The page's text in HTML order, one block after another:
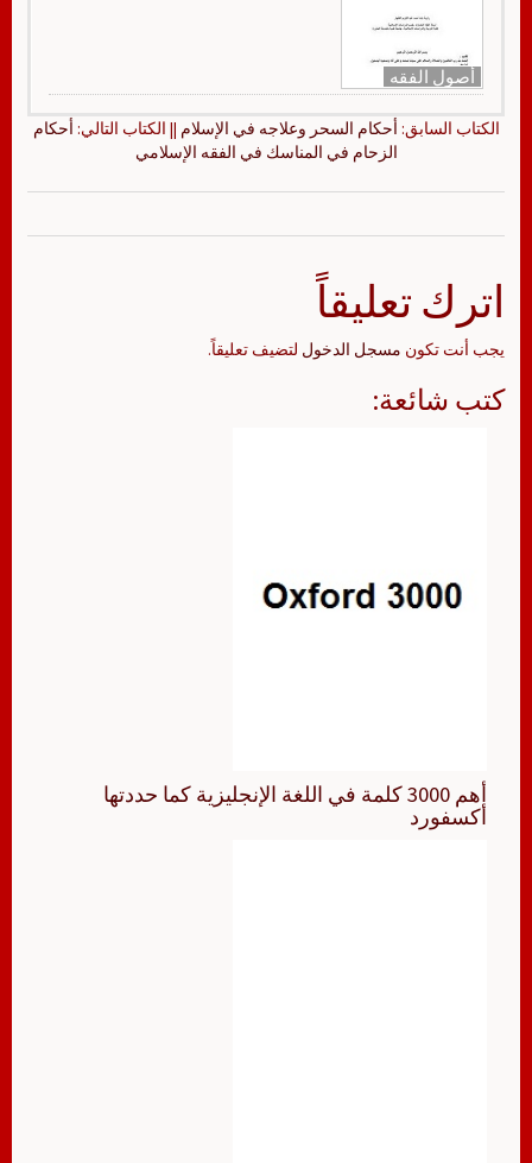
أصول الفقه
الكتاب السابق: أحكام السحر وعلاجه في الإسلام || الكتاب التالي: أحكام
الزحام في المناسك في الفقه الإسلامي
اترك تعليقاً
يجب أنت تكون مسجل الدخول لتضيف تعليقاً.
كتب شائعة:
أهم 3000 كلمة في اللغة الإنجليزية كما حددتها
أكسفورد